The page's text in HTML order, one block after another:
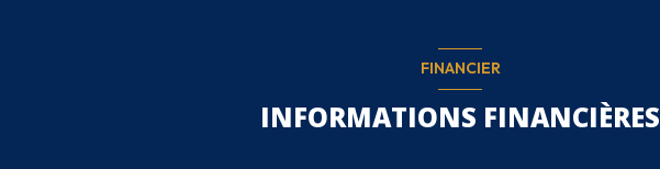
FINANCIER
INFORMATIONS FINANCIÈRES